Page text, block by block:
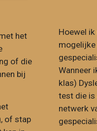
het
of die
bij
of stap
Hoewel
mogelijke
Wanneer
klas)
test die is
netwerk